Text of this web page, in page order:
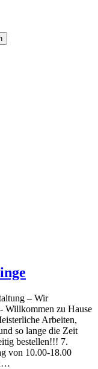
– Wir
Willkommen zu Hause
Arbeiten,
so lange die Zeit
bestellen!!! 7.
von 10.00-18.00